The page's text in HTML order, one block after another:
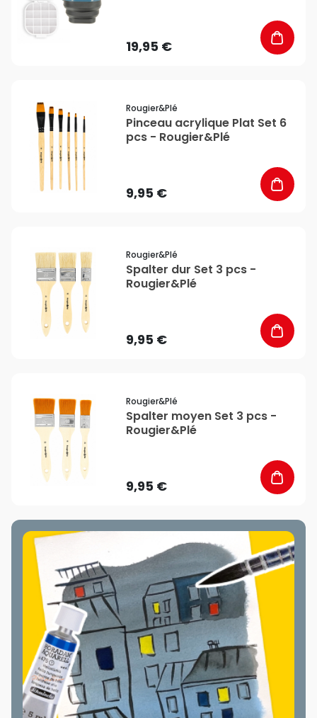
19,95 €
Rougier&plé
Pinceau acrylique Plat Set 6
pcs - Rougier&Plé
9,95 €
Rougier&plé
Spalter dur Set 3 pcs -
Rougier&Plé
9,95 €
Rougier&plé
Spalter moyen Set 3 pcs -
Rougier&Plé
9,95 €